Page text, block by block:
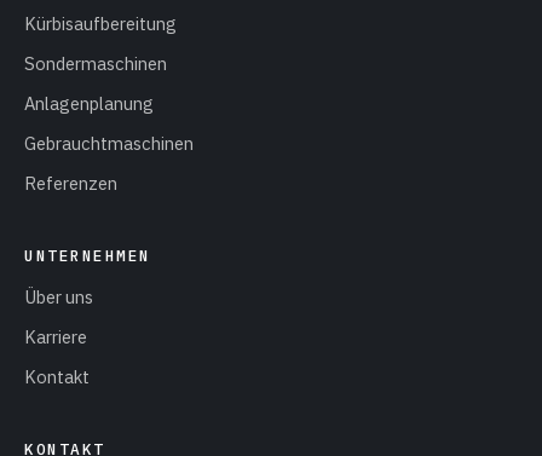
Kürbisaufbereitung
Sondermaschinen
Anlagenplanung
Gebrauchtmaschinen
Referenzen
UNTERNEHMEN
Über uns
Karriere
Kontakt
KONTAKT